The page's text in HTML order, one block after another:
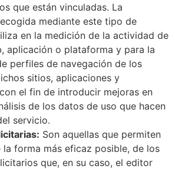
que están vinculadas. La
mediante este tipo de
en la medición de la actividad de
aplicación o plataforma y para la
perfiles de navegación de los
sitios, aplicaciones y
el fin de introducir mejoras en
de los datos de uso que hacen
servicio.
Son aquellas que permiten
la forma más eficaz posible, de los
que, en su caso, el editor